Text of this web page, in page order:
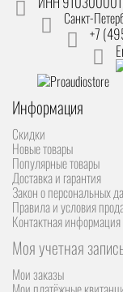
Санкт-
+7
Информация
Скидки
Новые товары
Популярные товары
Доставка и гарантия
Закон о персональных
Правила и условия
Контактная информация
Моя учетная
Мои заказы